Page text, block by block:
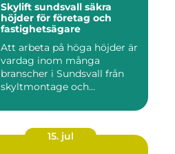
Skylift sundsvall säkra
höjder för företag och
fastighetsägare
Att arbeta på höga höjder är
vardag inom många
branscher i Sundsvall från
skyltmontage och
15. jul